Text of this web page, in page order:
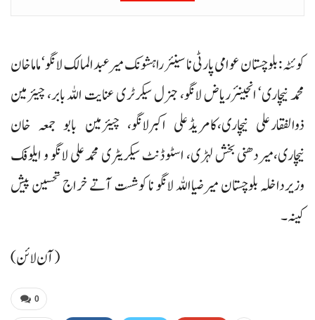
کوئٹہ : بلوچستان عوامی پارٹی نا سینئر راہشونک میرعبدالمالک لانگو‘ ماما خان
محمد نیچاری‘ انجینئرریاض لانگو، جنرل سیکرٹری عنایت اللہ بابر، چیئرمین
ذوالفقارعلی نیچاری،کامریڈعلی اکبرلانگو، چیئرمین بابو جمعہ خان
نیچاری،میردھنی بخش لہڑی، اسٹوڈنٹ سیکریٹری محمدعلی لانگو و ایلوفک
وزیرداخلہ بلوچستان میرضیااللہ لانگو نا کوشست آتے خراج تحسین پیش
کینہ۔
(آن لائن)
0